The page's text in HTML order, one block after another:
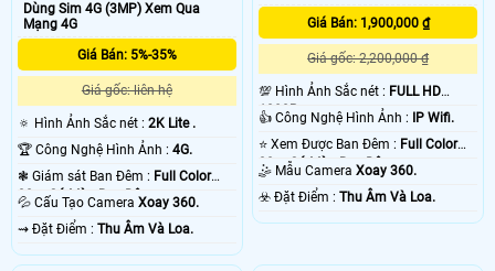
Dùng Sim 4G (3MP) Xem Qua
Mạng 4G
Giá Bán: 5%-35%
Giá gốc: liên hệ
🔅 Hình Ảnh Sắc nét : 2K Lite .
🏆 Công Nghệ Hình Ảnh : 4G.
❃ Giám sát Ban Đêm : Full Color
30m Có Màu Ban Ðêm.
💦 Cấu Tạo Camera Xoay 360.
️⇝ Đặt Điểm : Thu Âm Và Loa.
Giá Bán: 1,900,000 ₫
Giá gốc: 2,200,000 ₫
💯 Hình Ảnh Sắc nét : FULL HD
1080P .
👍 Công Nghệ Hình Ảnh :
IP Wifi.
⭐ Xem Được Ban Đêm : Full Color
30m Có Màu Ban Ðêm.
🤹 Mẫu CameraXoay 360.
️☣️ Đặt Điểm :Thu Âm Và Loa.